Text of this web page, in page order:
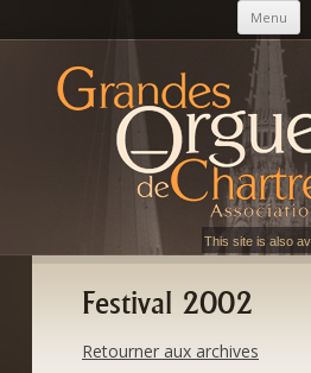
Menu
AGOC
Les Grandes Orgues de Chartres
This site is also
Festival 2002
Retourner aux archives